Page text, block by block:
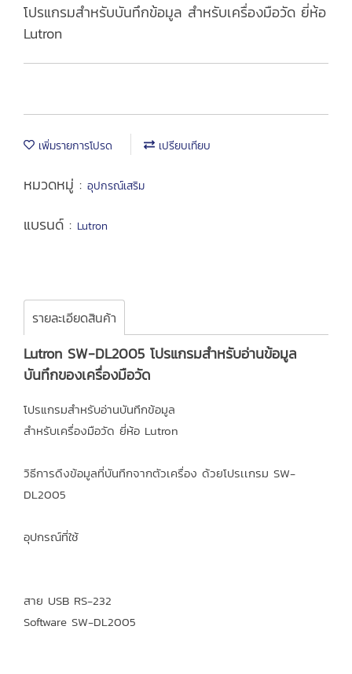
โปรแกรมสำหรับบันทึกข้อมูล สำหรับเครื่องมือวัด ยี่ห้อ
Lutron
เพิ่มรายการโปรด เปรียบเทียบ
หมวดหมู่ : อุปกรณ์เสริม
แบรนด์ : Lutron
รายละเอียดสินค้า
Lutron SW-DL2005 โปรแกรมสำหรับอ่านข้อมูล
บันทึกของเครื่องมือวัด
โปรแกรมสำหรับอ่านบันทึกข้อมูล
สำหรับเครื่องมือวัด ยี่ห้อ Lutron
วิธีการดึงข้อมูลที่บันทึกจากตัวเครื่อง ด้วยโปรเเกรม SW-
DL2005
อุปกรณ์ที่ใช้
สาย USB RS-232
Software SW-DL2005